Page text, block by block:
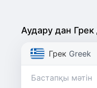
Аудару дан
Грек Greek